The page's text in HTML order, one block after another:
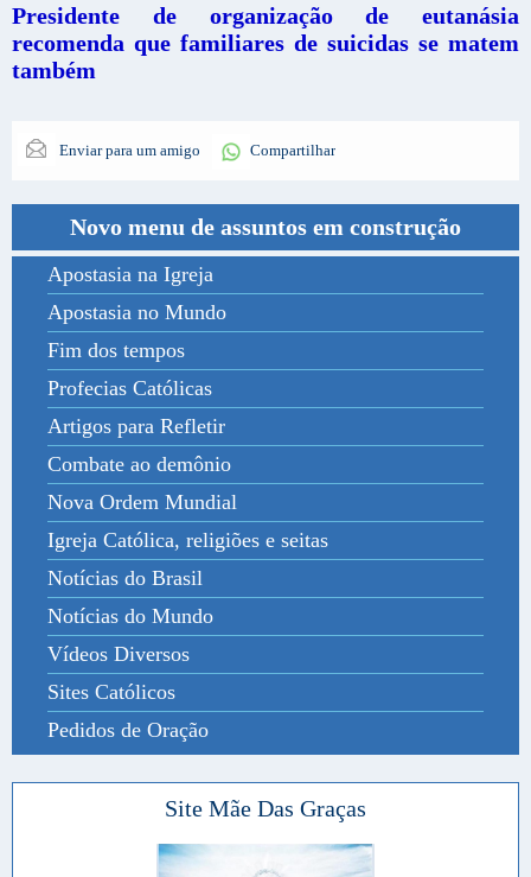
Presidente de organização de eutanásia
recomenda que familiares de suicidas se matem
também
Enviar para um amigo Compartilhar
Novo menu de assuntos em construção
Apostasia na Igreja
Apostasia no Mundo
Fim dos tempos
Profecias Católicas
Artigos para Refletir
Combate ao demônio
Nova Ordem Mundial
Igreja Católica, religiões e seitas
Notícias do Brasil
Notícias do Mundo
Vídeos Diversos
Sites Católicos
Pedidos de Oração
Site Mãe Das Graças